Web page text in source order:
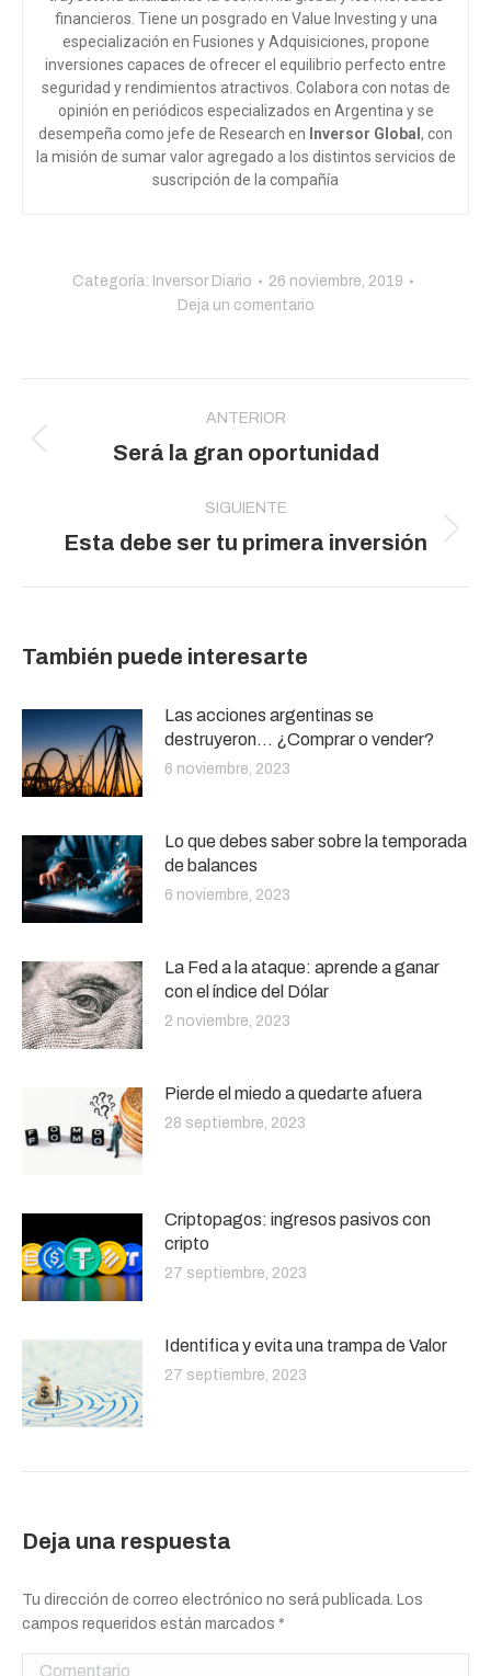
financieros. Tiene un posgrado en Value Investing y una
especialización en Fusiones y Adquisiciones, propone
inversiones capaces de ofrecer el equilibrio perfecto entre
seguridad y rendimientos atractivos. Colabora con notas de
opinión en periódicos especializados en Argentina y se
desempeña como jefe de Research en Inversor Global , con
la misión de sumar valor agregado a los distintos servicios de
suscripción de la compañía
Categoría: Inversor Diario
26 noviembre, 2019
Deja un comentario
entre
publicaciones
ANTERIOR
Publicación
Será la gran oportunidad
SIGUIENTE
Publicación
Esta debe ser tu primera inversión
También puede interesarte
Las acciones argentinas se
destruyeron… ¿Comprar o vender?
6 noviembre, 2023
Lo que debes saber sobre la temporada
de balances
6 noviembre, 2023
La Fed a la ataque: aprende a ganar
con el índice del Dólar
2 noviembre, 2023
Pierde el miedo a quedarte afuera
28 septiembre, 2023
Criptopagos: ingresos pasivos con
cripto
27 septiembre, 2023
Identifica y evita una trampa de Valor
27 septiembre, 2023
Deja una respuesta
Tu dirección de correo electrónico no será publicada. Los
campos requeridos están marcados *
Comentario